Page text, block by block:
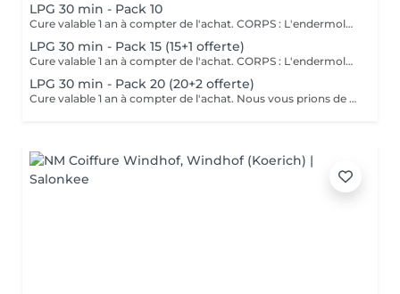
LPG 30 min - Pack 10
Cure valable 1 an à compter de l'achat. CORPS : L'endermologie DESTOCKER les graisses localisées et résistantes. LISSER la cellulite PREVENIR les troubles de la circulation RAFFERMIR la peau distendue DRAINER VISAGE : L'endermolift STIMULER la synthèse naturelle d'acide hyaluronique. REDENSIFIER la peau ESTOMPER les signes de l'âge Nous vous prions de bien vouloir respecter votre rendez-vous. En prenant rendez-vous, vous occupez une place, dont une autre personne aurait éventuellement besoin. Tout rendez-vous non annulé 24h en avance, est susceptible d'être facturé. (Si vous ne pouvez pas vous présenter à votre RDV, proposez-le éventuellement à un proche ou à un ami) Toute l'équipe de Aromas Institut vous remercie pour votre respect et votre compréhension.
LPG 30 min - Pack 15 (15+1 offerte)
Cure valable 1 an à compter de l'achat. CORPS : L'endermologie DESTOCKER les graisses localisées et résistantes. LISSER la cellulite PREVENIR les troubles de la circulation RAFFERMIR la peau distendue DRAINER VISAGE : L'endermolift STIMULER la synthèse naturelle d'acide hyaluronique. REDENSIFIER la peau ESTOMPER les signes de l'âge Nous vous prions de bien vouloir respecter votre rendez-vous. En prenant rendez-vous, vous occupez une place, dont une autre personne aurait éventuellement besoin. Tout rendez-vous non annulé 24h en avance, est susceptible d'être facturé. (Si vous ne pouvez pas vous présenter à votre RDV, proposez-le éventuellement à un proche ou à un ami) Toute l'équipe de Aromas Institut vous remercie pour votre respect et votre compréhension.
LPG 30 min - Pack 20 (20+2 offerte)
Cure valable 1 an à compter de l'achat. Nous vous prions de bien vouloir respecter votre rendez-vous. En prenant rendez-vous, vous occupez une place, dont une autre personne aurait éventuellement besoin. Tout rendez-vous non annulé 24h en avance, est susceptible d'être facturé. (Si vous ne pouvez pas vous présenter à votre RDV, proposez-le éventuellement à un proche ou à un ami) Toute l'équipe de Aromas Institut vous remercie pour votre respect et votre compréhension.